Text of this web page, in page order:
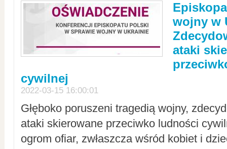
wojny w
ataki
cywilnej
2022-03-15 16:00:01
Głęboko poruszeni tragedią wojny,
ataki skierowane przeciwko ludności
ogrom ofiar, zwłaszcza wśród kobiet i